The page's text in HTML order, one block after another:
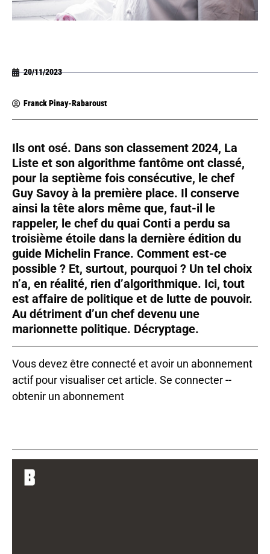
20/11/2023
Franck Pinay-Rabaroust
Ils ont osé. Dans son classement 2024, La
Liste et son algorithme fantôme ont classé,
pour la septième fois consécutive, le chef
Guy Savoy à la première place. Il conserve
ainsi la tête alors même que, faut-il le
rappeler, le chef du quai Conti a perdu sa
troisième étoile dans la dernière édition du
guide Michelin France. Comment est-ce
possible ? Et, surtout, pourquoi ? Un tel choix
n’a, en réalité, rien d’algorithmique. Ici, tout
est affaire de politique et de lutte de pouvoir.
Au détriment d’un chef devenu une
marionnette politique. Décryptage.
Vous devez être connecté et avoir un abonnement
actif pour visualiser cet article. Se connecter--
obtenir un abonnement